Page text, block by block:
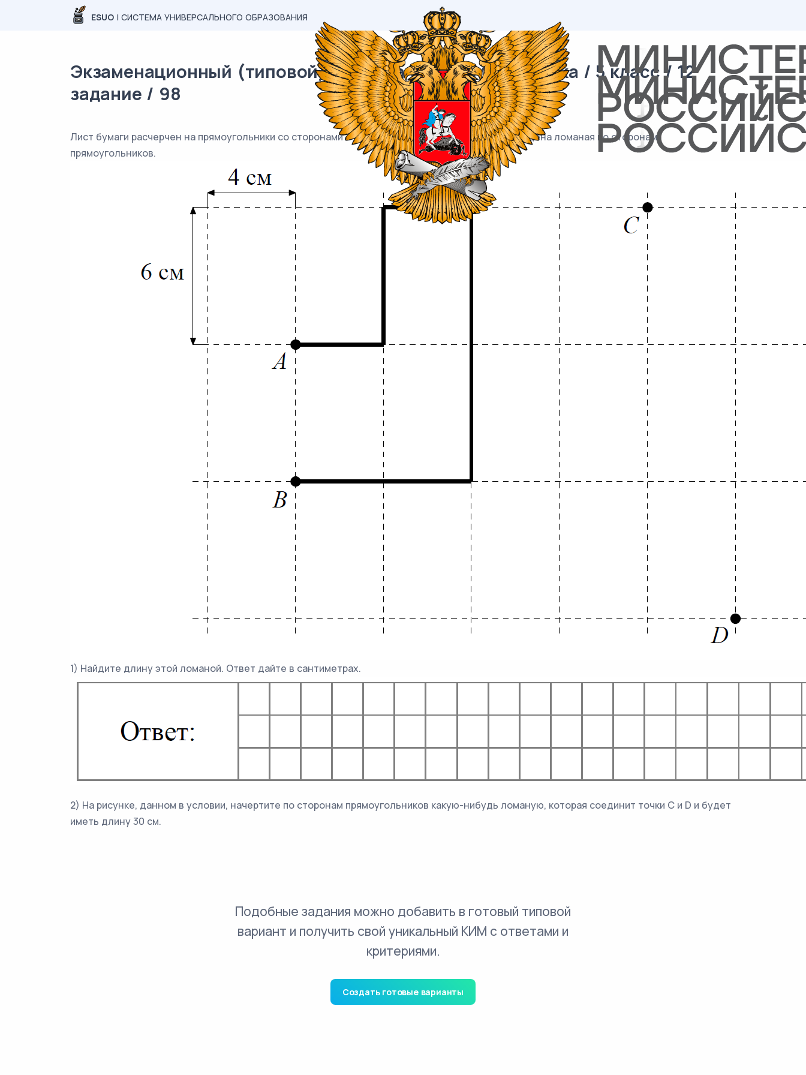
ESUO | СИСТЕМА УНИВЕРСАЛЬНОГО ОБРАЗОВАНИЯ
Экзаменационный (типовой) материал ВПР / Математика / 5 класс / 12
задание / 98
Лист бумаги расчерчен на прямоугольники со сторонами 4 см и 6 см. От точки А к точке В проведена ломаная по сторонам
прямоугольников.
1) Найдите длину этой ломаной. Ответ дайте в сантиметрах.
2) На рисунке, данном в условии, начертите по сторонам прямоугольников какую-нибудь ломаную, которая соединит точки C и D и будет
иметь длину 30 см.
Подобные задания можно добавить в готовый типовой
вариант и получить свой уникальный КИМ с ответами и
критериями.
Создать готовые варианты